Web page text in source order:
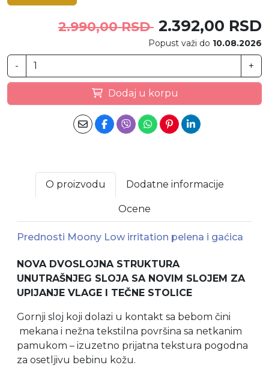
2.990,00 RSD 2.392,00 RSD
Popust važi do 10.08.2026
- +
Dodaj u korpu
O proizvodu Dodatne informacije
Ocene
Prednosti Moony Low irritation pelena i gaćica
NOVA DVOSLOJNA STRUKTURA
UNUTRAŠNJEG SLOJA SA NOVIM SLOJEM ZA
UPIJANJE VLAGE I TEČNE STOLICE
Gornji sloj koji dolazi u kontakt sa bebom čini
mekana i nežna tekstilna površina sa netkanim
pamukom – izuzetno prijatna tekstura pogodna
za osetljivu bebinu kožu.